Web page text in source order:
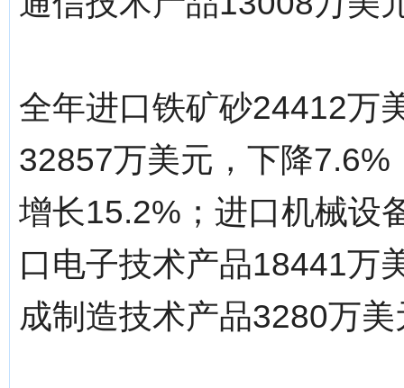
全年进口铁矿砂24412万
32857万美元，下降
增长15.2%；进口机械设
口电子技术产品18441万
成制造技术产品3280万